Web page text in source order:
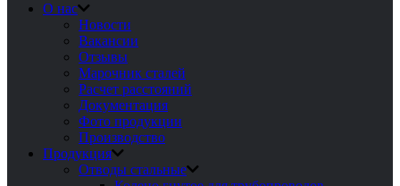
О нас
Новости
Вакансии
Отзывы
Марочник сталей
Расчет расстояний
Документация
Фото продукции
Производство
Продукция
Отводы стальные